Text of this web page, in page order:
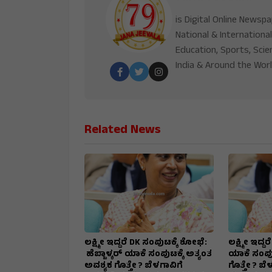
is Digital Online
National &
Education, Sports,
India & Around the
Related News
ಲಕ್ಷ್ಮೀ ಇದ್ದರೆ DK ಸಂಪುಟಕ್ಕೆ ಶೋಭೆ:
ಹೆಬ್ಬಾಳ್ಕರ್ ಯಾಕೆ ಸಂಪುಟಕ್ಕೆ ಅತ್ಯಂತ
ಅವಶ್ಯಕ ಗೊತ್ತೇ ? ಬೆಳಗಾವಿಗೆ
ಲಕ್ಷ್ಮೀ
ಯಾಕೆ
ಗೊತ್ತೇ ?